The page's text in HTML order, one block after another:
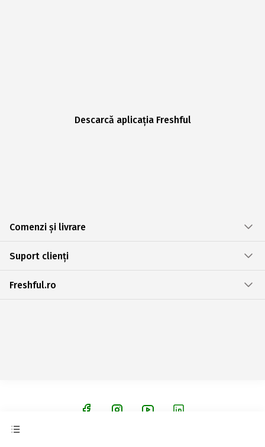
Descarcă aplicația Freshful
Comenzi și livrare
Suport clienți
Freshful.ro